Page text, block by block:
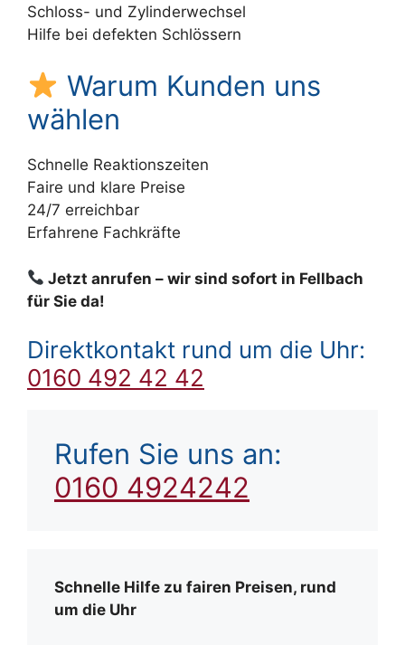
Schloss- und Zylinderwechsel
Hilfe bei defekten Schlössern
Warum Kunden uns
wählen
Schnelle Reaktionszeiten
Faire und klare Preise
24/7 erreichbar
Erfahrene Fachkräfte
Jetzt anrufen – wir sind sofort in Fellbach
für Sie da!
Direktkontakt rund um die Uhr:
0160 492 42 42
Rufen Sie uns an:
0160 4924242
Schnelle Hilfe zu fairen Preisen, rund
um die Uhr